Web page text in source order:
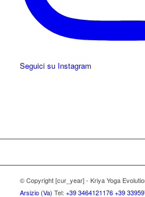
Seguici su Instagram
© Copyright [cur_year] - Kriya Yoga
Arsizio (Va) Tel: +39 3464121176 +39